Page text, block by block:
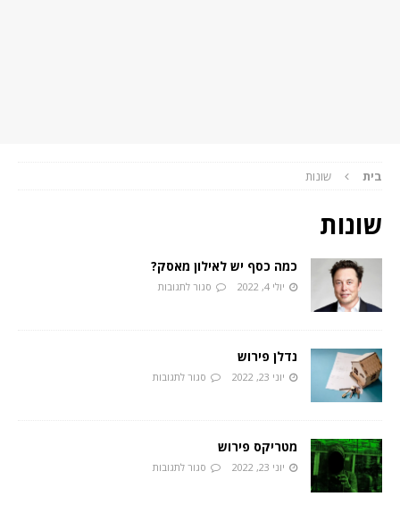
בית שונות
שונות
כמה כסף יש לאילון מאסק?
יולי 4, 2022 סגור לתגובות
נדלן פירוש
יוני 23, 2022 סגור לתגובות
מטריקס פירוש
יוני 23, 2022 סגור לתגובות